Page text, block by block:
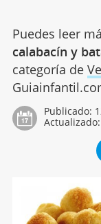
Puedes leer
calabacín y
categoría de
Publicado:
Actualizado: